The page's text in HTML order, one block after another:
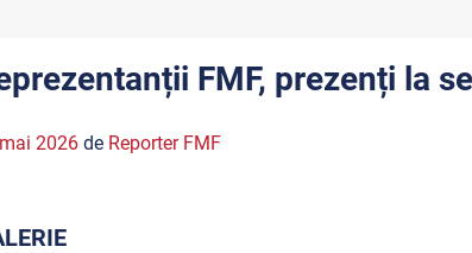
FMF, prezenți la
2026de Reporter FMF